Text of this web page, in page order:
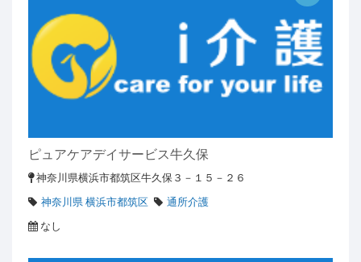
ピュアケアデイサービス牛久保
神奈川県横浜市都筑区牛久保３－１５－２６
神奈川県 横浜市都筑区
通所介護
なし